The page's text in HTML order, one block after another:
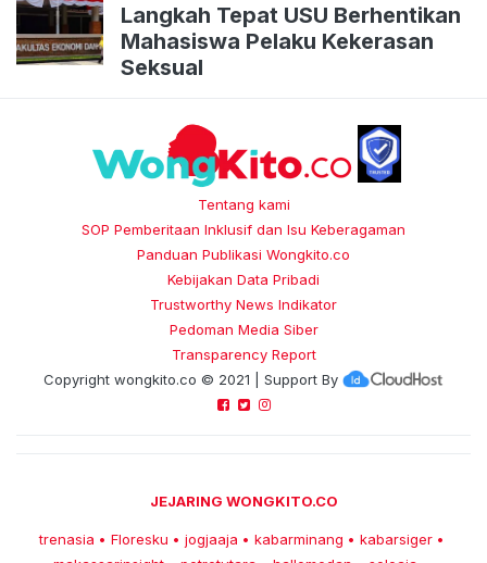
Langkah Tepat USU Berhentikan
Mahasiswa Pelaku Kekerasan
Seksual
Tentang kami
SOP Pemberitaan Inklusif dan Isu Keberagaman
Panduan Publikasi Wongkito.co
Kebijakan Data Pribadi
Trustworthy News Indikator
Pedoman Media Siber
Transparency Report
Copyright wongkito.co © 2021 | Support By
JEJARING WONGKITO.CO
trenasia • Floresku • jogjaaja • kabarminang • kabarsiger •